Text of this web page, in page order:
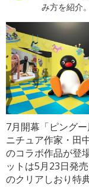
み方を紹介
7月開幕「ピングー
ニチュア作家・田
のコラボ作品が登
ットは5月23日発
のクリアしおり特